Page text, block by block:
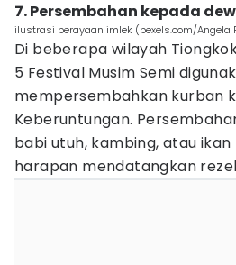
7. Persembahan kepada
ilustrasi perayaan imlek (pexels.com/Angela
Di beberapa wilayah
5 Festival Musim Semi
mempersembahkan kurban
Keberuntungan.
babi utuh, kambing, atau
harapan mendatangkan